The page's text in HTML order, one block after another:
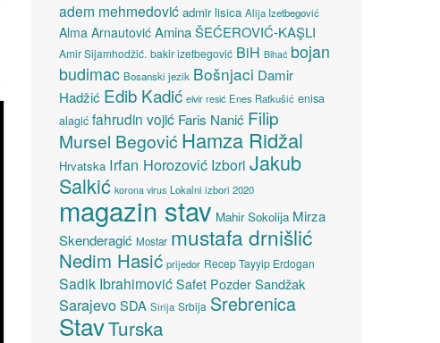
adem mehmedović admir lisica Alija Izetbegović
Alma Arnautović Amina ŠEĆEROVIĆ-KAŞLI
Amir Sijamhodžić. bakir izetbegović BiH Bihać bojan
budimac Bosanski jezik Bošnjaci Damir
Hadžić Edib Kadić elvir resić Enes Ratkušić enisa
alagić fahrudin vojić Faris Nanić Filip
Mursel Begović Hamza Ridžal
Hrvatska Irfan Horozović Izbori Jakub
Salkić korona virus Lokalni izbori 2020
magazin stav Mahir Sokolija Mirza
Skenderagić Mostar mustafa drnišlić
Nedim Hasić prijedor Recep Tayyip Erdogan
Sadik Ibrahimović Safet Pozder Sandžak
SarajevoSDA Sirija Srbija Srebrenica
StavTurska